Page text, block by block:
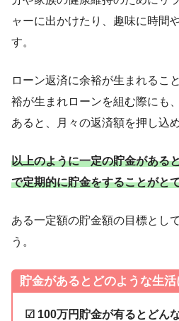
ャーに出かけたり、趣味に時間
す。
ローン返済に余裕が生まれるこ
裕が生まれローンを組む際にも
あると、月々の返済額を押し込
以上のように一定の貯金がある
で定期的に貯金をすることがと
ある一定額の貯金額の目標とし
う。
貯金があるとどのような生
☑ 100万円貯金が有るとどん